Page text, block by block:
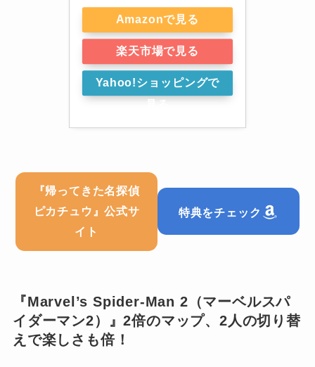
Amazonで見る
楽天市場で見る
Yahoo!ショッピングで
『帰ってきた名探偵
ピカチュウ 』公式サ
イト
特典をチェック
『Marvel’s Spider-Man 2（マーベルスパ
イダーマン2）』2倍のマップ、2人の切り替
えで楽しさも倍！